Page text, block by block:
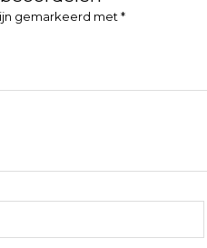
gemarkeerd met *